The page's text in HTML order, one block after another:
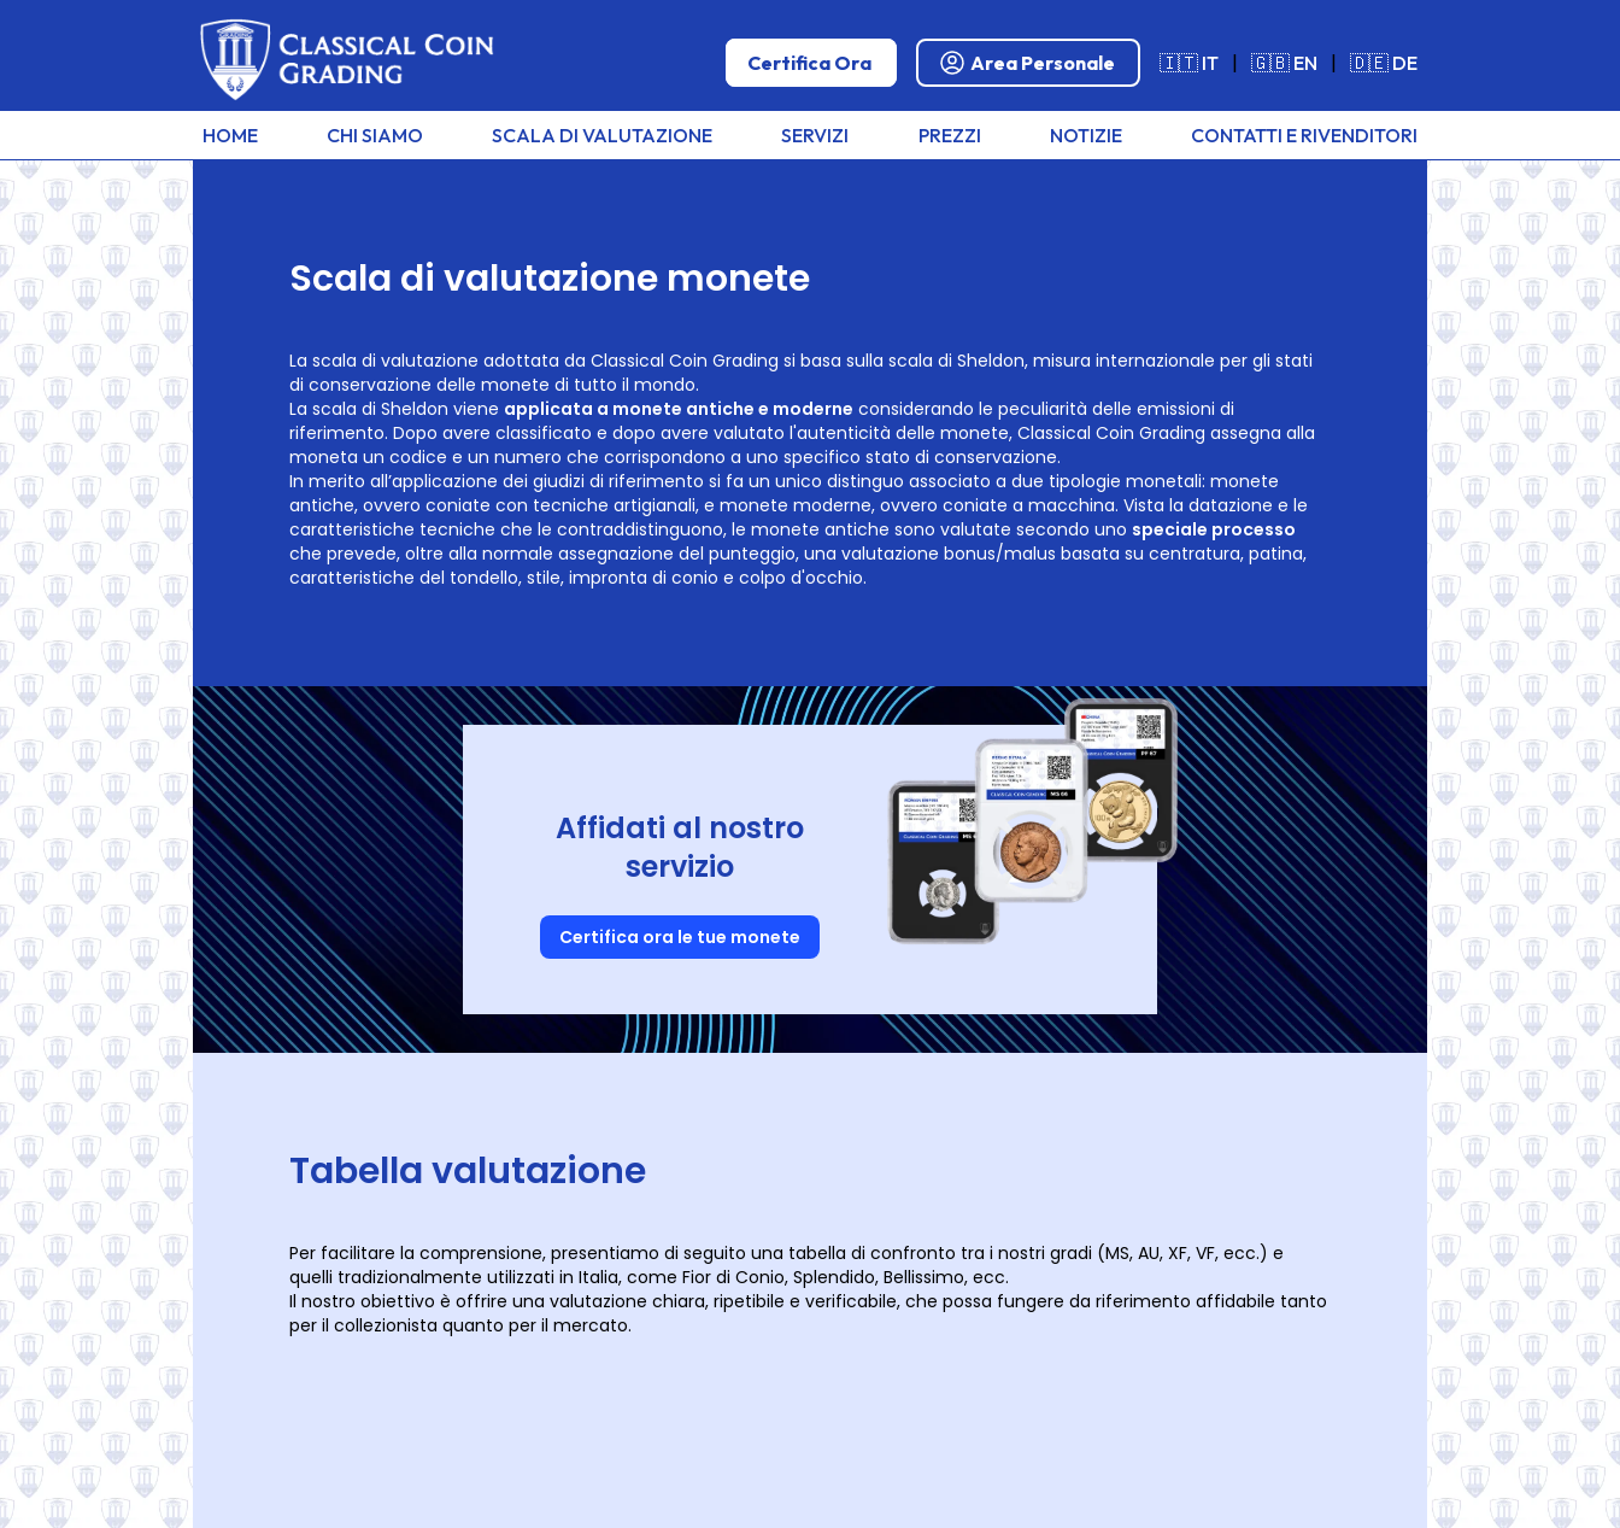
Certifica Ora Area Personale 🇮🇹 IT 🇬🇧 EN 🇩🇪 DE
HOME CHI SIAMO SCALA DI VALUTAZIONE SERVIZI PREZZI NOTIZIE CONTATTI E RIVENDITORI
Scala di valutazione monete
La scala di valutazione adottata da Classical Coin Grading si basa sulla scala di Sheldon, misura internazionale per gli stati
di conservazione delle monete di tutto il mondo.
La scala di Sheldon viene applicata a monete antiche e moderne considerando le peculiarità delle emissioni di
riferimento. Dopo avere classificato e dopo avere valutato l'autenticità delle monete, Classical Coin Grading assegna alla
moneta un codice e un numero che corrispondono a uno specifico stato di conservazione.
In merito all’applicazione dei giudizi di riferimento si fa un unico distinguo associato a due tipologie monetali: monete
antiche, ovvero coniate con tecniche artigianali, e monete moderne, ovvero coniate a macchina. Vista la datazione e le
caratteristiche tecniche che le contraddistinguono, le monete antiche sono valutate secondo uno speciale processo
che prevede, oltre alla normale assegnazione del punteggio, una valutazione bonus/malus basata su centratura, patina,
caratteristiche del tondello, stile, impronta di conio e colpo d'occhio.
Affidati al nostro
servizio
Certifica ora le tue monete
Tabella valutazione
Per facilitare la comprensione, presentiamo di seguito una tabella di confronto tra i nostri gradi (MS, AU, XF, VF, ecc.) e
quelli tradizionalmente utilizzati in Italia, come Fior di Conio, Splendido, Bellissimo, ecc.
Il nostro obiettivo è offrire una valutazione chiara, ripetibile e verificabile, che possa fungere da riferimento affidabile tanto
per il collezionista quanto per il mercato.